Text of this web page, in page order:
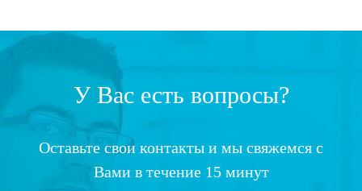
У Вас есть вопросы?
Оставьте свои контакты и мы свяжемся с
Вами в течение 15 минут